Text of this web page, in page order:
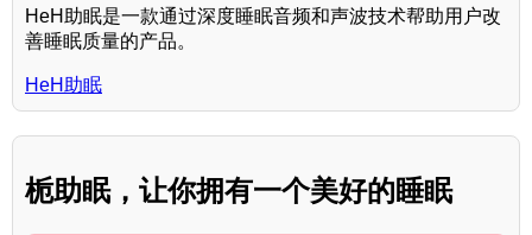
HeH助眠是一款通过深度睡眠音频和声波技术帮助用户改
善睡眠质量的产品。
HeH助眠
栀助眠，让你拥有一个美好的睡眠